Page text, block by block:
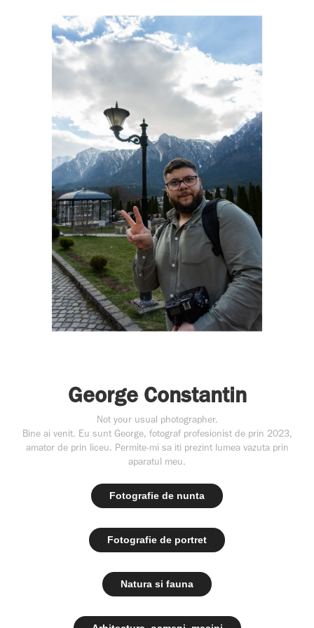
George Constantin
Not your usual photographer.
Bine ai venit. Eu sunt George, fotograf profesionist de prin 2023,
amator de prin liceu. Permite-mi sa iti prezint lumea vazuta prin
aparatul meu.
Fotografie de nunta
Fotografie de portret
Natura si fauna